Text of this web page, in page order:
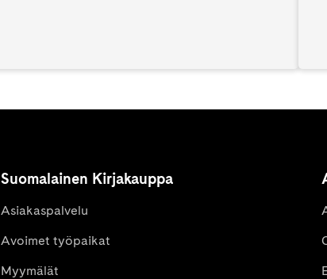
Suomalainen Kirjakauppa
Asiakaspalvelu
Avoimet työpaikat
Myymälät